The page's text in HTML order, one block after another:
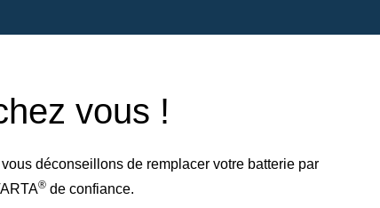
vous !
déconseillons de remplacer votre batterie par
® de confiance.